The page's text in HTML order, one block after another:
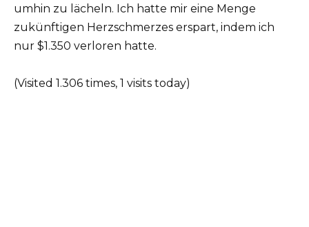
umhin zu lächeln. Ich hatte mir eine Menge
zukünftigen Herzschmerzes erspart, indem ich
nur $1.350 verloren hatte.
(Visited 1.306 times, 1 visits today)